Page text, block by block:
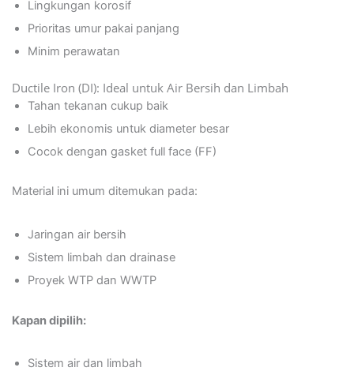
Lingkungan korosif
Prioritas umur pakai panjang
Minim perawatan
Ductile Iron (DI): Ideal untuk Air Bersih dan Limbah
Tahan tekanan cukup baik
Lebih ekonomis untuk diameter besar
Cocok dengan gasket full face (FF)
Material ini umum ditemukan pada:
Jaringan air bersih
Sistem limbah dan drainase
Proyek WTP dan WWTP
Kapan dipilih:
Sistem air dan limbah